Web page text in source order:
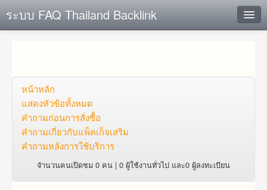
ระบบ FAQ Thailand Backlink
ตั้งคำถาม
ดูคำถาม
คุณต้องการที่จะลงทะเบียนหรือไม่?
หน้าหลัก
แสดงหัวข้อทั้งหมด
คำถาม​ก่อน​การ​สั่งซื้อ​
คำถาม​เกี่ยว​กับ​แพ็คเก็จ​เสริม
คำถามหลังการใช้บริการ
จำนวนคนเปิดชม 0 คน | 0 ผู้ใช้งานทั่วไป และ0 ผู้ลงทะเบียน